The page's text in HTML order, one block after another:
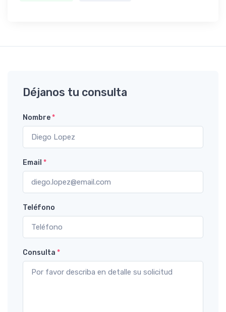
Déjanos tu consulta
Nombre*
Email *
Teléfono
Consulta *